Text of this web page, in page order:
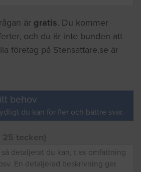
är gratis. Du kommer
och du är inte bunden att
företag på Stensattare.se är
behov
du kan för fler och bättre svar.